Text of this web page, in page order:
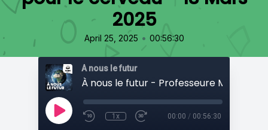
2025
April 25, 2025 • 00:56:30
À nous le futur
1x 00:00 / 00:56:30